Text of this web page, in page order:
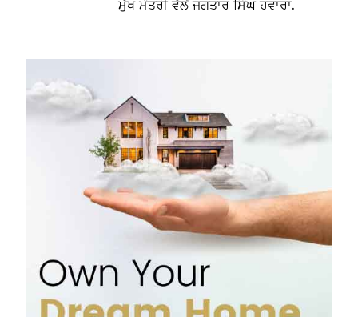
ਮੁੱਖ ਮੰਤਰੀ ਵੱਲੋਂ ਜਗਤਾਰ ਸਿੰਘ ਹਵਾਰਾ.